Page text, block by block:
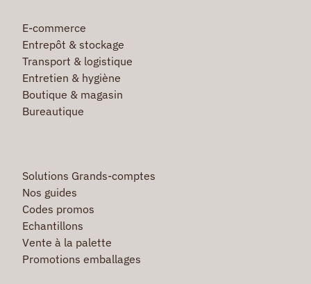
E-commerce
Entrepôt & stockage
Transport & logistique
Entretien & hygiène
Boutique & magasin
Bureautique
Solutions Grands-comptes
Nos guides
Codes promos
Echantillons
Vente à la palette
Promotions emballages